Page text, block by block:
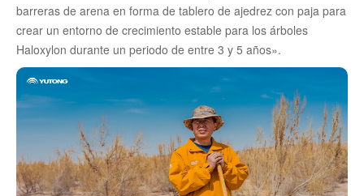
barreras de arena en forma de tablero de ajedrez con paja para
crear un entorno de crecimiento estable para los árboles
Haloxylon durante un periodo de entre 3 y 5 años».